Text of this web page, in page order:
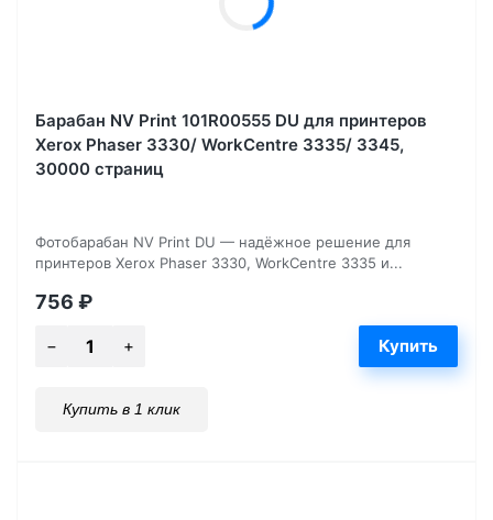
Барабан NV Print 101R00555 DU для принтеров
Xerox Phaser 3330/ WorkCentre 3335/ 3345,
30000 страниц
Фотобарабан NV Print DU — надёжное решение для
принтеров Xerox Phaser 3330, WorkCentre 3335 и...
756 ₽
Купить в 1 клик